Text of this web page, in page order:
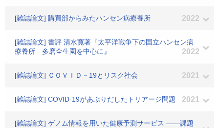
[雑誌論文] 購買部からみたハンセン病療養所 2022
[雑誌論文] 書評 清水寛著『太平洋戦争下の国立ハンセン病
療養所―多磨全生園を中心に』
2022
[雑誌論文] ＣＯＶＩＤ－19とリスク社会 2021
[雑誌論文] COVID-19があぶりだしたトリアージ問題 2021
[雑誌論文] ゲノム情報を用いた健康予測サービス ——課題